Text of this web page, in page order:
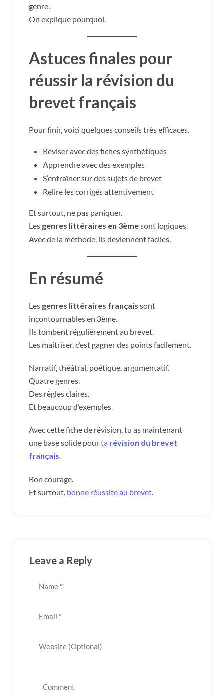
genre.
On explique pourquoi.
Astuces finales pour
réussir la révision du
brevet français
Pour finir, voici quelques conseils très efficaces.
Réviser avec des fiches synthétiques
Apprendre avec des exemples
S’entraîner sur des sujets de brevet
Relire les corrigés attentivement
Et surtout, ne pas paniquer.
Les genres littéraires en 3èmesont logiques.
Avec de la méthode, ils deviennent faciles.
En résumé
Les genres littéraires français sont
incontournables en 3ème.
Ils tombent régulièrement au brevet.
Les maîtriser, c’est gagner des points facilement.
Narratif, théâtral, poétique, argumentatif.
Quatre genres.
Des règles claires.
Et beaucoup d’exemples.
Avec cette fiche de révision, tu as maintenant
une base solide pourta révision du brevet
français
Bon courage.
Et surtout, bonne réussite au brevet
Leave a Reply